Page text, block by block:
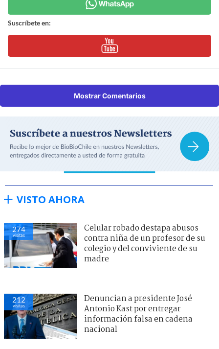
Suscríbete en:
Mostrar Comentarios
VISTO AHORA
274
visitas
Celular robado destapa abusos
contra niña de un profesor de su
colegio y del conviviente de su
madre
212
visitas
Denuncian a presidente José
Antonio Kast por entregar
información falsa en cadena
nacional